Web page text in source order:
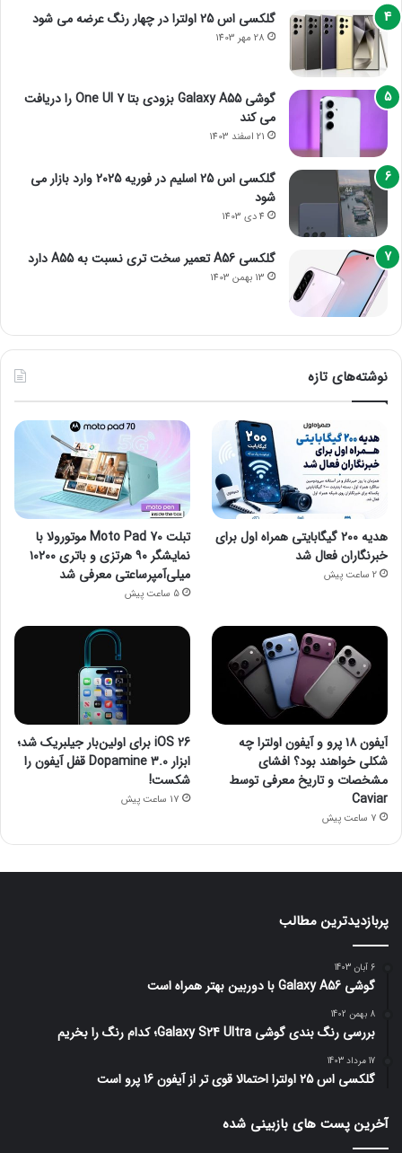
گلکسی اس 25 اولترا در چهار رنگ عرضه می شود
28 مهر 1403
گوشی Galaxy A55 بزودی بتا One UI 7 را دریافت
می کند
21 اسفند 1403
گلکسی اس 25 اسلیم در فوریه 2025 وارد بازار می
شود
4 دی 1403
گلکسی A56 تعمیر سخت تری نسبت به A55 دارد
13 بهمن 1403
نوشته‌های تازه
هدیه ۲۰۰ گیگابایتی همراه اول برای
خبرنگاران فعال شد
2 ساعت پیش
تبلت Moto Pad 70 موتورولا با
نمایشگر ۹۰ هرتزی و باتری ۱۰۲۰۰
میلی‌آمپرساعتی معرفی شد
5 ساعت پیش
آیفون ۱۸ پرو و آیفون اولترا چه
شکلی خواهند بود؟ افشای
مشخصات و تاریخ معرفی توسط
Caviar
7 ساعت پیش
iOS 26 برای اولین‌بار جیلبریک شد؛
ابزار Dopamine 3.0 قفل آیفون را
شکست!
17 ساعت پیش
پربازدیدترین مطالب
6 آبان 1403
گوشی Galaxy A56 با دوربین بهتر همراه است
8 بهمن 1402
بررسی رنگ بندی گوشی Galaxy S24 Ultra؛ کدام رنگ را بخریم
17 مرداد 1403
گلکسی اس 25 اولترا احتمالا قوی تر از آیفون 16 پرو است
آخرین پست های بازبینی شده